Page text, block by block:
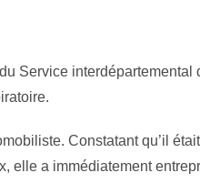
Service interdépartemental
Constatant qu’il
elle a immédiatement